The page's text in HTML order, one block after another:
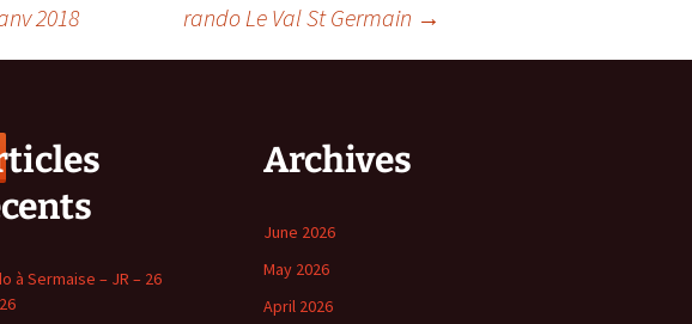
2018 rando Le Val St Germain →
à Sermaise – JR – 26
Archives
June 2026
May 2026
April 2026